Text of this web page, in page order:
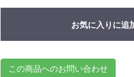
お気に入りに追
この商品へのお問い合わせ